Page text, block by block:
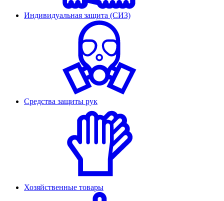
Индивидуальная защита (СИЗ)
Средства защиты рук
Хозяйственные товары